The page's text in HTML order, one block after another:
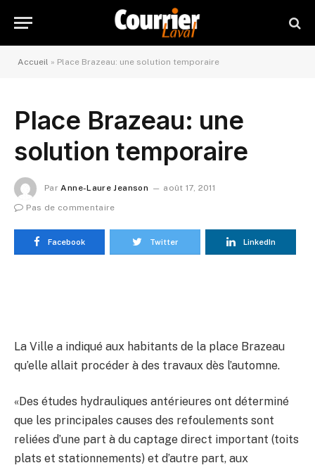
Accueil » Place Brazeau: une solution temporaire
Place Brazeau: une
solution temporaire
Par Anne-Laure Jeanson
août 17, 2011
Pas de commentaire
Facebook Twitter LinkedIn
La Ville a indiqué aux habitants de la place Brazeau
qu’elle allait procéder à des travaux dès l’automne.
«Des études hydrauliques antérieures ont déterminé
que les principales causes des refoulements sont
reliées d’une part à du captage direct important (toits
plats et stationnements) et d’autre part, aux